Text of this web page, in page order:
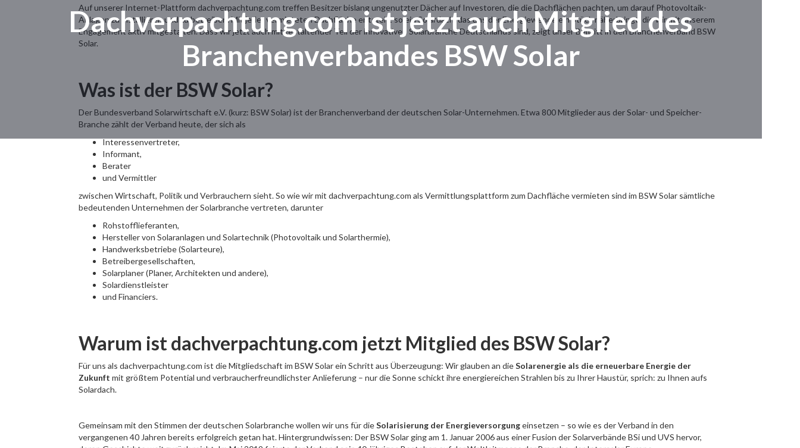
Dachverpachtung.com ist jetzt auch Mitglied des
Branchenverbandes BSW Solar
Auf unserer Internet-Plattform dachverpachtung.com treffen Besitzer bislang ungenutzter Dächer auf Investoren, die die Dachflächen pachten, um darauf Photovoltaik-
Anlagen zu installieren und zu betreiben. Mit jeder vermieteten Dachfläche entsteht so ein Solardach, das uns der Energiewende ein Stück näherbringt, die wir mit unserem
Engagement aktiv mitgestalten. Dass wir jetzt auch mitgestaltender Teil der innovativen Solarbranche Deutschlands sind, zeigt unser Beitritt in den Branchenverband BSW
Solar.
Was ist der BSW Solar?
Der Bundesverband Solarwirtschaft e.V. (kurz: BSW Solar) ist der Branchenverband der deutschen Solar-Unternehmen. Etwa 800 Mitglieder aus der Solar- und Speicher-
Branche zählt der Verband heute, der sich als
Interessenvertreter,
Informant,
Berater
und Vermittler
zwischen Wirtschaft, Politik und Verbrauchern sieht. So wie wir mit dachverpachtung.com als Vermittlungsplattform zum Dachfläche vermieten sind im BSW Solar sämtliche
bedeutenden Unternehmen der Solarbranche vertreten, darunter
Rohstofflieferanten,
Hersteller von Solaranlagen und Solartechnik (Photovoltaik und Solarthermie),
Handwerksbetriebe (Solarteure),
Betreibergesellschaften,
Solarplaner (Planer, Architekten und andere),
Solardienstleister
und Financiers.
Warum ist dachverpachtung.com jetzt Mitglied des BSW Solar?
Für uns als dachverpachtung.com ist die Mitgliedschaft im BSW Solar ein Schritt aus Überzeugung: Wir glauben an dieSolarenergie als die erneuerbare Energie der
Zukunft mit größtem Potential und verbraucherfreundlichster Anlieferung – nur die Sonne schickt ihre energiereichen Strahlen bis zu Ihrer Haustür, sprich: zu Ihnen aufs
Solardach.
Gemeinsam mit den Stimmen der deutschen Solarbranche wollen wir uns für dieSolarisierung der Energieversorgungeinsetzen – so wie es der Verband in den
vergangenen 40 Jahren bereits erfolgreich getan hat. Hintergrundwissen: Der BSW Solar ging am 1. Januar 2006 aus einer Fusion der Solarverbände BSi und UVS hervor,